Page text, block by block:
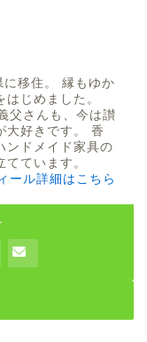
移住。 縁もゆか
じめました。
父さんも、今は讃
大好きです。 香
ンドメイド家具の
ています。
ール詳細はこちら